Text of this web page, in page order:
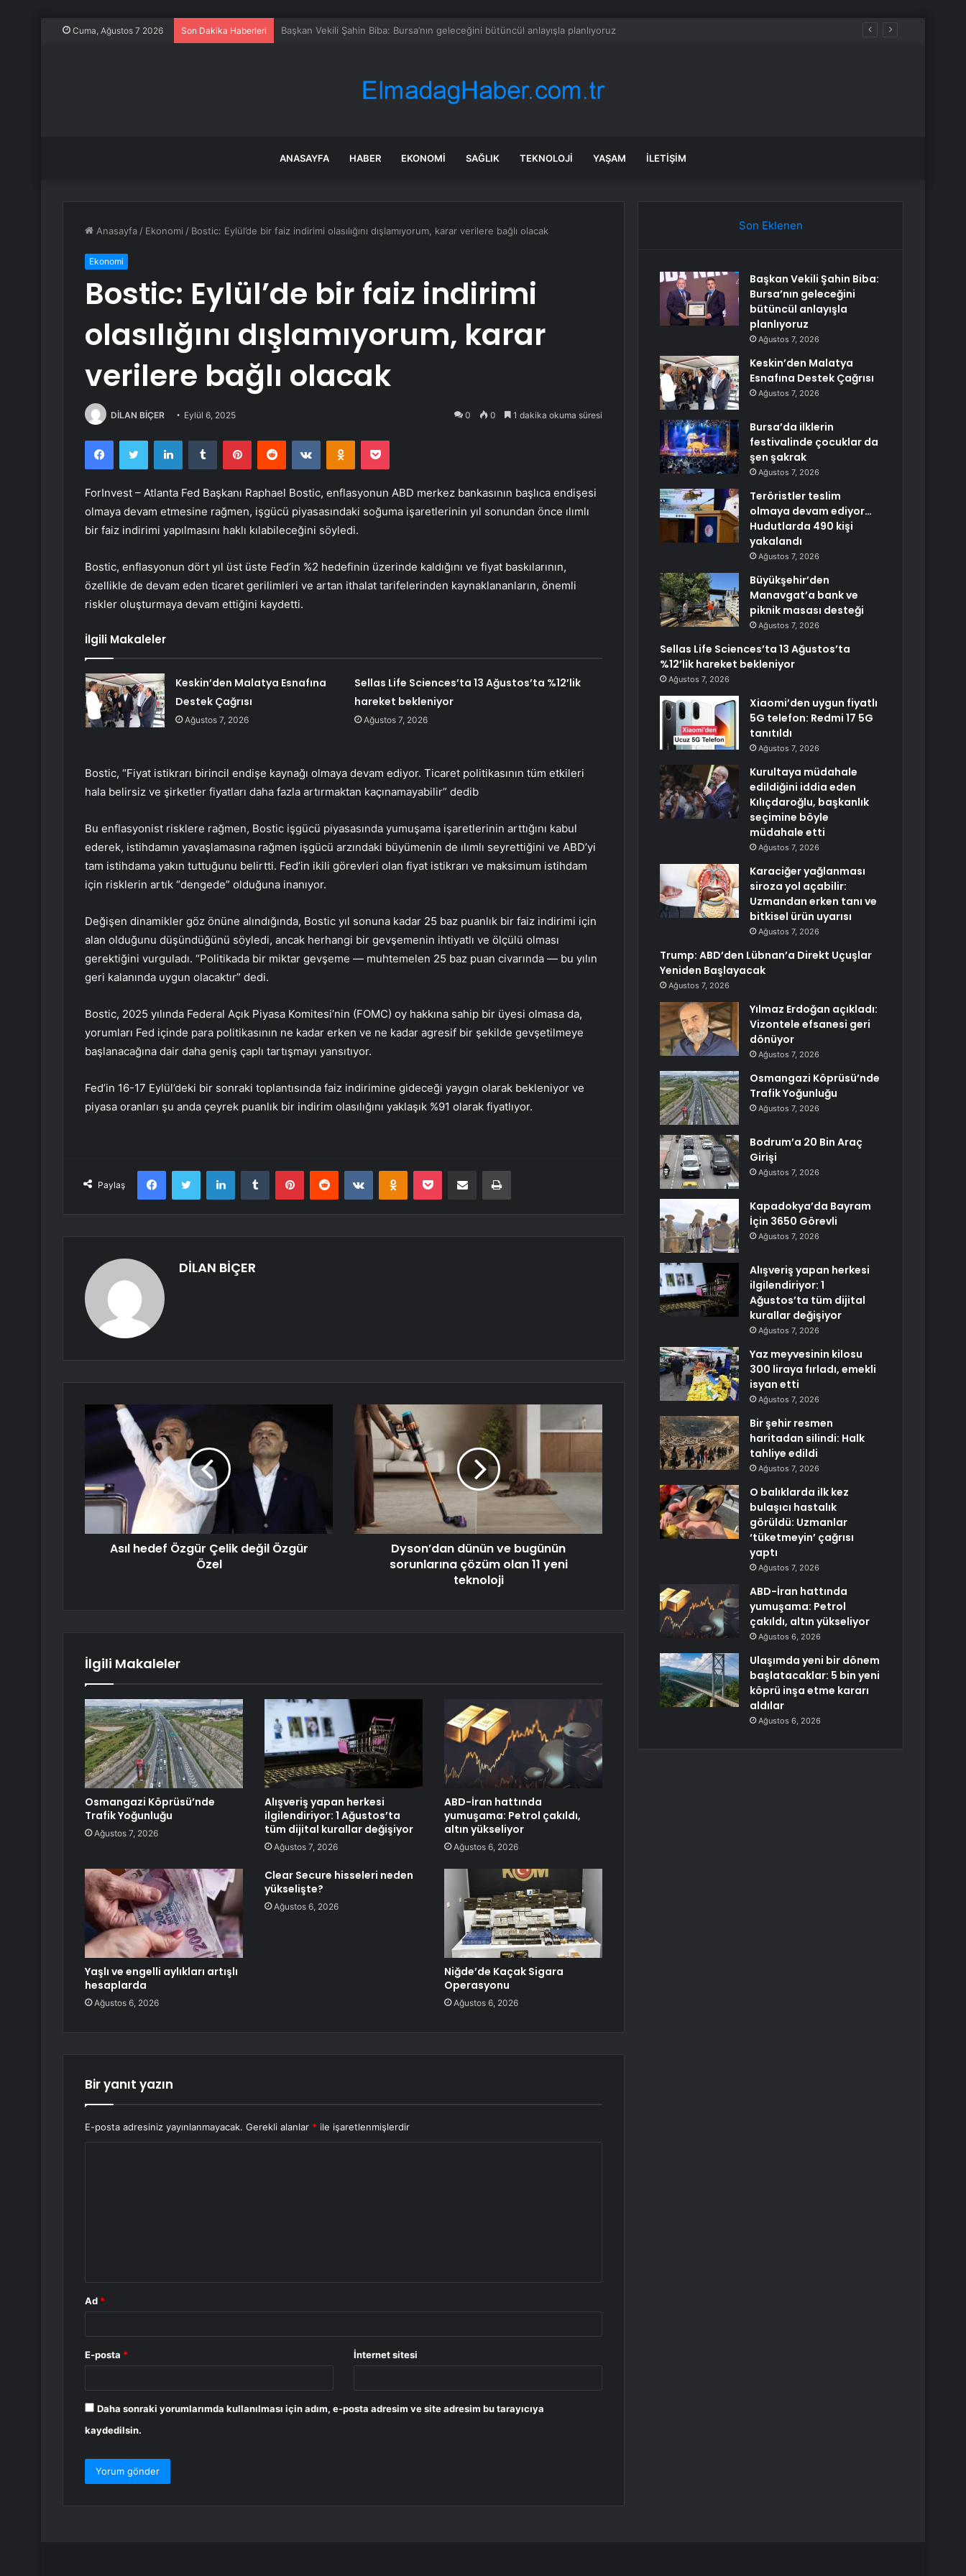
Cuma, Ağustos 7 2026 Son Dakika Haberleri Keskin’den Malatya Esnafına Destek Çağrısı
ANASAYFA HABER EKONOMI SAĞLIK TEKNOLOJI YAŞAM İLETIŞIM
Anasayfa / Ekonomi / Bostic: Eylül’de bir faiz indirimi olasılığını dışlamıyorum, karar verilere bağlı olacak
Ekonomi
Bostic: Eylül’de bir faiz indirimi
olasılığını dışlamıyorum, karar
verilere bağlı olacak
DİLAN BİÇER Eylül 6, 2025 0 0 1 dakika okuma süresi
FacebookTwitter LinkedInTumblr PinterestReddit VKontakteOdnoklassniki
Pocket
ForInvest – Atlanta Fed Başkanı Raphael Bostic, enflasyonun ABD merkez bankasının başlıca endişesi
olmaya devam etmesine rağmen, işgücü piyasasındaki soğuma işaretlerinin yıl sonundan önce ılımlı
bir faiz indirimi yapılmasını haklı kılabileceğini söyledi.
Bostic, enflasyonun dört yıl üst üste Fed’in %2 hedefinin üzerinde kaldığını ve fiyat baskılarının,
özellikle de devam eden ticaret gerilimleri ve artan ithalat tarifelerinden kaynaklananların, önemli
riskler oluşturmaya devam ettiğini kaydetti.
İlgili Makaleler
Keskin’den Malatya Esnafına
Destek Çağrısı
Ağustos 7, 2026
Sellas Life Sciences’ta 13 Ağustos’ta %12’lik
hareket bekleniyor
Ağustos 7, 2026
Bostic, “Fiyat istikrarı birincil endişe kaynağı olmaya devam ediyor. Ticaret politikasının tüm etkileri
hala belirsiz ve şirketler fiyatları daha fazla artırmaktan kaçınamayabilir” dedib
Bu enflasyonist risklere rağmen, Bostic işgücü piyasasında yumuşama işaretlerinin arttığını kabul
ederek, istihdamın yavaşlamasına rağmen işgücü arzındaki büyümenin de ılımlı seyrettiğini ve ABD’yi
tam istihdama yakın tuttuğunu belirtti. Fed’in ikili görevleri olan fiyat istikrarı ve maksimum istihdam
için risklerin artık “dengede” olduğuna inanıyor.
Değişen dinamikler göz önüne alındığında, Bostic yıl sonuna kadar 25 baz puanlık bir faiz indirimi için
alan olduğunu düşündüğünü söyledi, ancak herhangi bir gevşemenin ihtiyatlı ve ölçülü olması
gerektiğini vurguladı. “Politikada bir miktar gevşeme — muhtemelen 25 baz puan civarında — bu yılın
geri kalanında uygun olacaktır” dedi.
Bostic, 2025 yılında Federal Açık Piyasa Komitesi’nin (FOMC) oy hakkına sahip bir üyesi olmasa da,
yorumları Fed içinde para politikasının ne kadar erken ve ne kadar agresif bir şekilde gevşetilmeye
başlanacağına dair daha geniş çaplı tartışmayı yansıtıyor.
Fed’in 16-17 Eylül’deki bir sonraki toplantısında faiz indirimine gideceği yaygın olarak bekleniyor ve
piyasa oranları şu anda çeyrek puanlık bir indirim olasılığını yaklaşık %91 olarak fiyatlıyor.
Paylaş
FacebookTwitter LinkedInTumblr PinterestReddit VKontakteOdnoklassniki
Pocket E-Posta ile paylaş Yazdır
DİLAN BİÇER
Asıl hedef Özgür Çelik değil Özgür
Özel
Dyson’dan dünün ve bugünün
sorunlarına çözüm olan 11 yeni
teknoloji
İlgili Makaleler
Osmangazi Köprüsü’nde
Trafik Yoğunluğu
Ağustos 7, 2026
Alışveriş yapan herkesi
ilgilendiriyor: 1 Ağustos’ta
tüm dijital kurallar değişiyor
Ağustos 7, 2026
ABD-İran hattında
yumuşama: Petrol çakıldı,
altın yükseliyor
Ağustos 6, 2026
Yaşlı ve engelli aylıkları artışlı
hesaplarda
Ağustos 6, 2026
Clear Secure hisseleri neden
yükselişte?
Ağustos 6, 2026
Niğde’de Kaçak Sigara
Operasyonu
Ağustos 6, 2026
Bir yanıt yazın
E-posta adresiniz yayınlanmayacak. Gerekli alanlar * ile işaretlenmişlerdir
Ad *
E-posta * İnternet sitesi
Daha sonraki yorumlarımda kullanılması için adım, e-posta adresim ve site adresim bu tarayıcıya
kaydedilsin.
Son Eklenen
Başkan Vekili Şahin Biba:
Bursa’nın geleceğini
bütüncül anlayışla
planlıyoruz
Ağustos 7, 2026
Keskin’den Malatya
Esnafına Destek Çağrısı
Ağustos 7, 2026
Bursa’da ilklerin
festivalinde çocuklar da
şen şakrak
Ağustos 7, 2026
Teröristler teslim
olmaya devam ediyor…
Hudutlarda 490 kişi
yakalandı
Ağustos 7, 2026
Büyükşehir’den
Manavgat’a bank ve
piknik masası desteği
Ağustos 7, 2026
Sellas Life Sciences’ta 13 Ağustos’ta
%12’lik hareket bekleniyor
Ağustos 7, 2026
Xiaomi’den uygun fiyatlı
5G telefon: Redmi 17 5G
tanıtıldı
Ağustos 7, 2026
Kurultaya müdahale
edildiğini iddia eden
Kılıçdaroğlu, başkanlık
seçimine böyle
müdahale etti
Ağustos 7, 2026
Karaciğer yağlanması
siroza yol açabilir:
Uzmandan erken tanı ve
bitkisel ürün uyarısı
Ağustos 7, 2026
Trump: ABD’den Lübnan’a Direkt Uçuşlar
Yeniden Başlayacak
Ağustos 7, 2026
Yılmaz Erdoğan açıkladı:
Vizontele efsanesi geri
dönüyor
Ağustos 7, 2026
Osmangazi Köprüsü’nde
Trafik Yoğunluğu
Ağustos 7, 2026
Bodrum’a 20 Bin Araç
Girişi
Ağustos 7, 2026
Kapadokya’da Bayram
İçin 3650 Görevli
Ağustos 7, 2026
Alışveriş yapan herkesi
ilgilendiriyor: 1
Ağustos’ta tüm dijital
kurallar değişiyor
Ağustos 7, 2026
Yaz meyvesinin kilosu
300 liraya fırladı, emekli
isyan etti
Ağustos 7, 2026
Bir şehir resmen
haritadan silindi: Halk
tahliye edildi
Ağustos 7, 2026
O balıklarda ilk kez
bulaşıcı hastalık
görüldü: Uzmanlar
‘tüketmeyin’ çağrısı
yaptı
Ağustos 7, 2026
ABD-İran hattında
yumuşama: Petrol
çakıldı, altın yükseliyor
Ağustos 6, 2026
Ulaşımda yeni bir dönem
başlatacaklar: 5 bin yeni
köprü inşa etme kararı
aldılar
Ağustos 6, 2026